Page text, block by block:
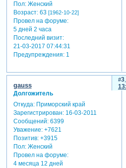
Пол:Женский
Возраст:63 [1962-10-22]
Провел на форуме:
5 дней 2 часа
Последний визит:
21-03-2017 07:44:31
Предупреждения:1
3
gauss
Долгожитель
Откуда:Приморский край
Зарегистрирован: 16-03-2011
Сообщений:6399
Уважение: +7621
Позитив: +3915
Пол:Женский
Провел на форуме:
4 месяца 12 дней